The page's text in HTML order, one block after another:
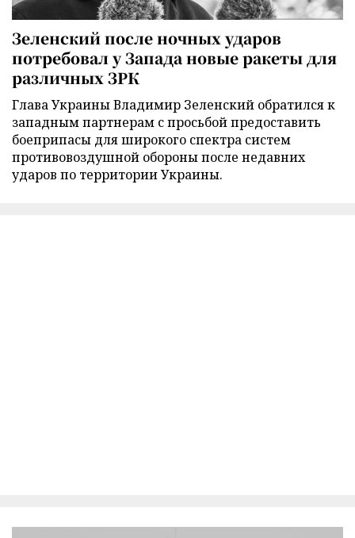
Зеленский после ночных ударов
потребовал у Запада новые ракеты для
различных ЗРК
Глава Украины Владимир Зеленский обратился к
западным партнерам с просьбой предоставить
боеприпасы для широкого спектра систем
противовоздушной обороны после недавних
ударов по территории Украины.